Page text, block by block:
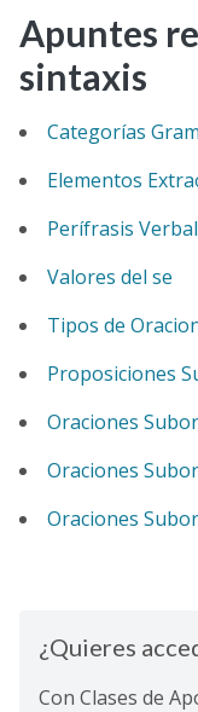
Apuntes
sintaxis
Categorías
Elementos
Perífrasis
Valores del se
Tipos de
Proposiciones
Oraciones
Oraciones
Oraciones
¿Quieres
Con Clases de